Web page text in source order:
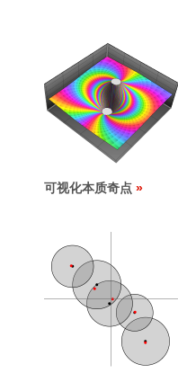
可视化本质奇点